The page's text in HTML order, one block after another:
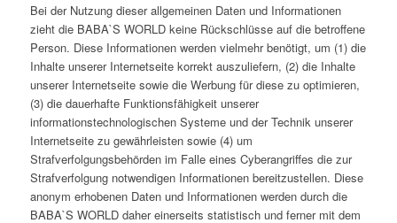
Bei der Nutzung dieser allgemeinen Daten und Informationen
zieht die BABA`S WORLD keine Rückschlüsse auf die betroffene
Person. Diese Informationen werden vielmehr benötigt, um (1) die
Inhalte unserer Internetseite korrekt auszuliefern, (2) die Inhalte
unserer Internetseite sowie die Werbung für diese zu optimieren,
(3) die dauerhafte Funktionsfähigkeit unserer
informationstechnologischen Systeme und der Technik unserer
Internetseite zu gewährleisten sowie (4) um
Strafverfolgungsbehörden im Falle eines Cyberangriffes die zur
Strafverfolgung notwendigen Informationen bereitzustellen. Diese
anonym erhobenen Daten und Informationen werden durch die
BABA`S WORLD daher einerseits statistisch und ferner mit dem